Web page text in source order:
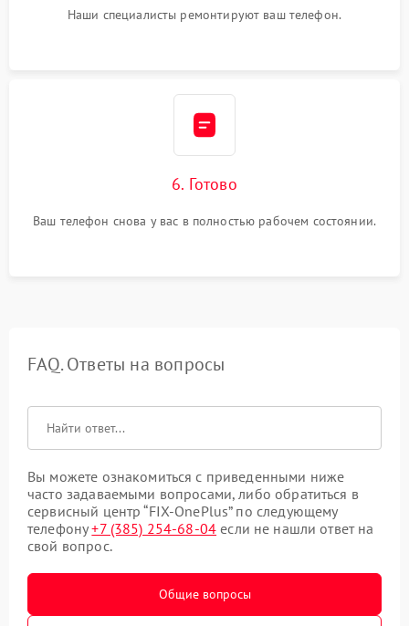
Наши специалисты ремонтируют ваш телефон.
6. Готово
Ваш телефон снова у вас в полностью рабочем состоянии.
FAQ. Ответы на вопросы
Вы можете ознакомиться с приведенными ниже
часто задаваемыми вопросами, либо обратиться в
сервисный центр “FIX-OnePlus” по следующему
телефону+7 (385) 254-68-04 если не нашли ответ на
свой вопрос.
Общие вопросы